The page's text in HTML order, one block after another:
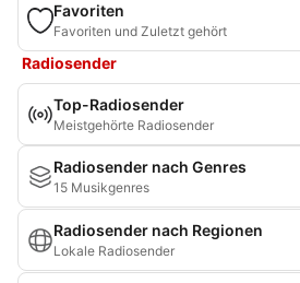
Favoriten
Favoriten und Zuletzt gehört
Radiosender
Top-Radiosender
Meistgehörte Radiosender
Radiosender nach Genres
15 Musikgenres
Radiosender nach Regionen
Lokale Radiosender